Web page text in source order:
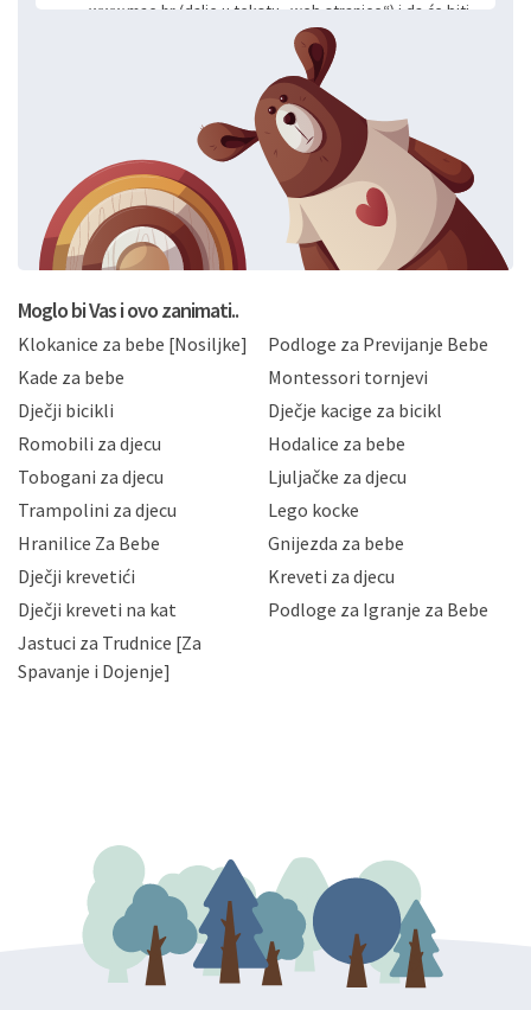
www.mae.hr (dalje u tekstu „web stranice“) i da će biti
obrađeni. Prihvaćanjem ove Izjave smatra se da
slobodno i izričito dajete privolu za prikupljanje i daljnju
obradu Vaših osobnih podataka koje ustupate Mae.hr
putem ovih web stranica u svrhu odgovora i daljnje
komunikacije na Vaš upit poslan kroz kontakt obrazac.
Radi se o dobrovoljnom davanju podataka te ovu
Izjavu niste dužni prihvatiti odnosno niste dužni unositi
svoje osobne podatke u jednu od prijavnih
formi/obrazaca dostupnih na ovim web stranicama.
BRO'N BRO d.o.o. će s Vašim osobnim podacima
postupati sukladno Općoj uredbi o zaštiti podataka
privatnosti i kolačića koju možete pročitati ovdje i
Hrvatske, a uvijek uz primjenu odgovarajućih tehničkih i
sigurnosnih mjera zaštite osobnih podataka od
neovlaštenog pristupa, zlouporabe, otkrivanja,
gubitka ili uništenja. Mae.hr štiti privatnost svojih
korisnika i posjetitelja web stranica, čuva povjerljivost
Vaših osobnih podataka te omogućava pristup i
priopćavanje osobnih podataka samo onim svojim
zaposlenicima kojima su isti potrebni radi provedbe
slučajevima koji su dozvoljeni zakonima. Napominjemo
da možete u svako doba, u potpunosti ili djelomice,
zatražiti prestanak aktivnosti obrade Vaših osobnih
podataka. Opoziv privole možete podnijeti poštom na
gore navedenu adresu ili e-mailom na adresu:
Moglo bi Vas i ovo zanimati..
Klokanice za bebe [Nosiljke]
Podloge za Previjanje Bebe
Kade za bebe
Montessori tornjevi
Dječji bicikli
Dječje kacige za bicikl
Romobili za djecu
Hodalice za bebe
Tobogani za djecu
Ljuljačke za djecu
Trampolini za djecu
Lego kocke
Hranilice Za Bebe
Gnijezda za bebe
Dječji krevetići
Kreveti za djecu
Dječji kreveti na kat
Podloge za Igranje za Bebe
Jastuci za Trudnice [Za
Spavanje i Dojenje]